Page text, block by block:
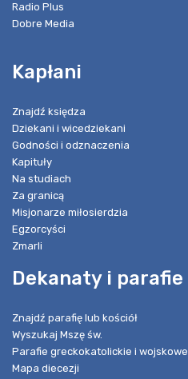
Radio Plus
Dobre Media
Kapłani
Znajdź księdza
Dziekani i wicedziekani
Godności i odznaczenia
Kapituły
Na studiach
Za granicą
Misjonarze miłosierdzia
Egzorcyści
Zmarli
Dekanaty i parafie
Znajdź parafię lub kościół
Wyszukaj Mszę św.
Parafie greckokatolickie i wojskowe
Mapa diecezji